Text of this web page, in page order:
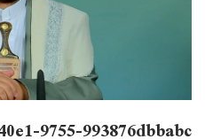
9755-993876dbbabc